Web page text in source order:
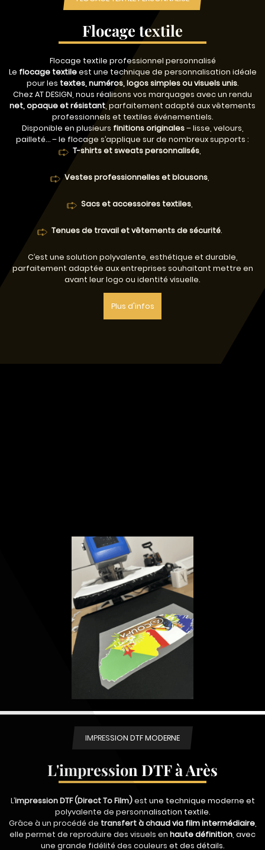
Flocage textile
Flocage textile professionnel personnalisé
Le flocage textileest une technique de personnalisation idéale
pour les textes, numéros, logos simples ou visuels unis.
Chez AT DESIGN, nous réalisons vos marquages avec un rendu
net, opaque et résistant, parfaitement adapté aux vêtements
professionnels et textiles événementiels.
Disponible en plusieurs finitions originales– lisse, velours,
pailleté… – le flocage s’applique sur de nombreux supports :
T-shirts et sweats personnalisés,
Vestes professionnelles et blousons,
Sacs et accessoires textiles,
Tenues de travail et vêtements de sécurité.
C’est une solution polyvalente, esthétique et durable,
parfaitement adaptée aux entreprises souhaitant mettre en
avant leur logo ou identité visuelle.
Plus d'infos
IMPRESSION DTF MODERNE
L'impression DTF à Arès
L’impression DTF (Direct To Film)est une technique moderne et
polyvalente de personnalisation textile.
Grâce à un procédé de transfert à chaud via film intermédiaire,
elle permet de reproduire des visuels en haute définition , avec
une grande fidélité des couleurs et des détails.